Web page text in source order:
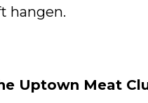
hangen.
Uptown Meat